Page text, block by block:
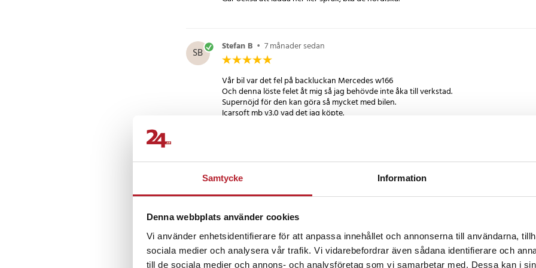
Samtycke Information
Denna webbplats använder cookies
Vi använder enhetsidentifierare för att anpassa innehållet och annonserna till användarna,
sociala medier och analysera vår trafik. Vi vidarebefordrar även sådana identifierare och
till de sociala medier och annons- och analysföretag som vi samarbetar med. Dessa kan i
att använda. Den har ett intuitivt gränssnitt och
tydliga knappar som gör navigeringen enkel. Oavsett
förstagångsanvändare kommer du att känna dig
bekväm med iCarsoft MB 3.0.
Stödjer OBDII / EOBD tio driftsätt.
Full ECU-diagnos.
Visa live data i text, diagram och analog för enkel
datagranskning.
Auto VIN-teknik kan automatiskt identifiera modell-
och årsinformation
Aktueringstest / Bi-katalogtest används för att komma
SB Stefan B • 7 månader sedan
Vår bil var det fel på backluckan Mercedes w166
Och denna löste felet åt mig så jag behövde inte åka till verkstad.
Supernöjd för den kan göra så mycket med bilen.
Icarsoft mb v3.0 vad det jag köpte.
Patrick P•10 månader sedan
YK Yngve K•11 månader sedan